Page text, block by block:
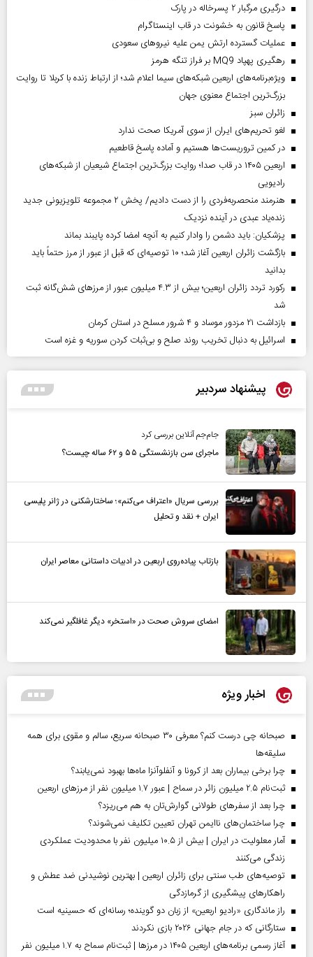
درگیری مرگبار ۲ پسرخاله در پارک
پاسخ قانون به خشونت در قاب اینستاگرام
عملیات گسترده ارتش یمن علیه نیروهای سعودی
رهگیری پهپاد MQ9 بر فراز تنگه هرمز
ویژه‌برنامه‌های اربعین شبکه‌های سیما اعلام شد؛ از ارتباط زنده با کربلا تا روایت
بزرگ‌ترین اجتماع معنوی جهان
‌زائران سبز
لغو تحریم‌های ایران از سوی آمریکا صحت ندارد
در کمین تروریست‌ها هستیم و آماده پاسخ قاطعیم
اربعین ۱۴۰۵ در قاب صدا؛ روایت بزرگ‌ترین اجتماع شیعیان از شبکه‌های
رادیویی
هنرمند منحصر‌به‌فردی را از دست دادیم/ پخش ۲ مجموعه تلویزیونی جدید
زنده‌یاد عبدی در آینده نزدیک
پزشکیان: باید دشمن را وادار کنیم به آنچه امضا کرده پایبند بماند
بازگشت زائران اربعین آغاز شد؛ ۱۰ توصیه‌ای که قبل از عبور از مرز حتماً باید
بدانید
رکورد تردد زائران اربعین؛ بیش از ۴.۳ میلیون عبور از مرزهای شش‌گانه ثبت
شد
بازداشت ۲۱ مزدور موساد و ۴ شرور مسلح در استان کرمان
اسرائیل به دنبال تخریب روند صلح و بی‌ثبات کردن سوریه و غزه است
پیشنهاد سردبیر
جام‌جم آنلاین بررسی کرد
ماجرای سن بازنشستگی ۵۵ و ۶۲ ساله چیست؟
بررسی سریال «اعتراف می‌کنم»؛ ساختارشکنی در ژانر پلیسی
ایران + نقد و تحلیل
بازتاب پیاده‌روی اربعین در ادبیات داستانی معاصر ایران
امضای سروش صحت در «استخر» دیگر غافلگیر نمی‌کند
اخبار ویژه
صبحانه چی درست کنم؟ معرفی ۳۰ صبحانه سریع، سالم و مقوی برای همه
سلیقه‌ها
چرا برخی بیماران بعد از کرونا و آنفلوآنزا ماه‌ها بهبود نمی‌یابند؟
ثبت‌نام ۲.۵ میلیون زائر در سماح | عبور ۱.۷ میلیون نفر از مرز‌های اربعین
چرا بعد از سفرهای طولانی گوارش‌تان به هم می‌ریزد؟
چرا ساختمان‌های ناایمن تهران تعیین تکلیف نمی‌شوند؟
آمار معلولیت در ایران | بیش از ۱۰.۵ میلیون نفر با محدودیت عملکردی
زندگی می‌کنند
توصیه‌های طب سنتی برای زائران اربعین | بهترین نوشیدنی ضد عطش و
راهکارهای پیشگیری از گرمازدگی
راز ماندگاری «رادیو اربعین» از زبان دو گوینده؛ رسانه‌ای که حسینیه است
ستارگانی که در جام جهانی ۲۰۲۶ بازی نکردند
آغاز رسمی برنامه‌های اربعین ۱۴۰۵ در مرز‌ها | ثبت‌نام سماح به ۱.۷ میلیون نفر